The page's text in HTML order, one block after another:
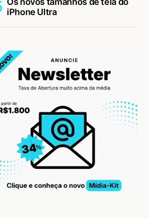
iPhone Ultra